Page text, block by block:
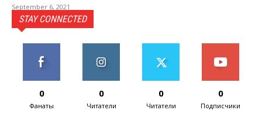
September 6, 2021
STAY CONNECTED
0
Фанаты
0
Читатели
0
Читатели
0
Подписчики